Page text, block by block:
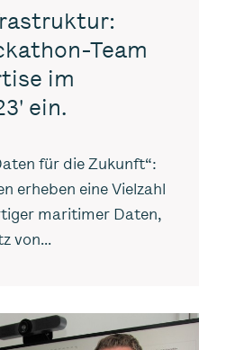
Team
im
ein.
für die Zukunft“:
erheben eine Vielzahl
maritimer Daten,
von...